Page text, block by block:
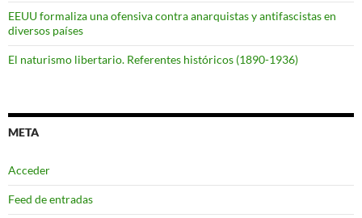
EEUU formaliza una ofensiva contra anarquistas y antifascistas en
diversos países
El naturismo libertario. Referentes históricos (1890-1936)
META
Acceder
Feed de entradas